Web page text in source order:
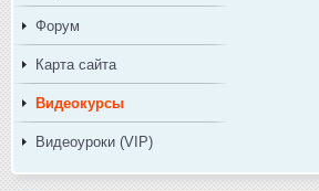
Форум
Карта сайта
Видеокурсы
Видеоуроки (VIP)